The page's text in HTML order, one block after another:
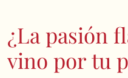
¿La pasión
vino por tu